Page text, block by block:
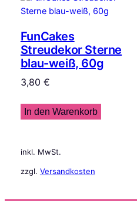
FunCakes
Streudekor Sterne
blau-weiß, 60g
3,80 €
In den Warenkorb
inkl. MwSt.
zzgl. Versandkosten